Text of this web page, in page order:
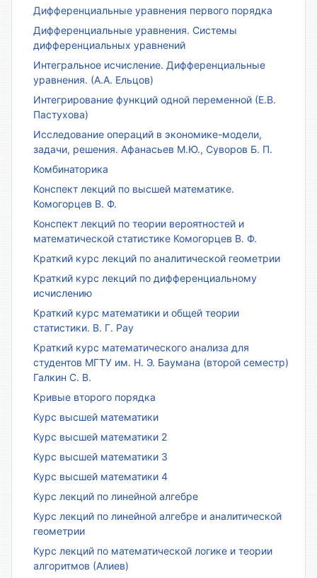
Дифференциальные уравнения первого порядка
Дифференциальные уравнения. Системы
дифференциальных уравнений
Интегральное исчисление. Дифференциальные
уравнения. (А.А. Ельцов)
Интегрирование функций одной переменной (Е.В.
Пастухова)
Исследование операций в экономике-модели,
задачи, решения. Афанасьев М.Ю., Суворов Б. П.
Комбинаторика
Конспект лекций по высшей математике.
Комогорцев В. Ф.
Конспект лекций по теории вероятностей и
математической статистике Комогорцев В. Ф.
Краткий курс лекций по аналитической геометрии
Краткий курс лекций по дифференциальному
исчислению
Краткий курс математики и общей теории
статистики. В. Г. Рау
Краткий курс математического анализа для
студентов МГТУ им. Н. Э. Баумана (второй семестр)
Галкин С. В.
Кривые второго порядка
Курс высшей математики
Курс высшей математики 2
Курс высшей математики 3
Курс высшей математики 4
Курс лекций по линейной алгебре
Курс лекций по линейной алгебре и аналитической
геометрии
Курс лекций по математической логике и теории
алгоритмов (Алиев)